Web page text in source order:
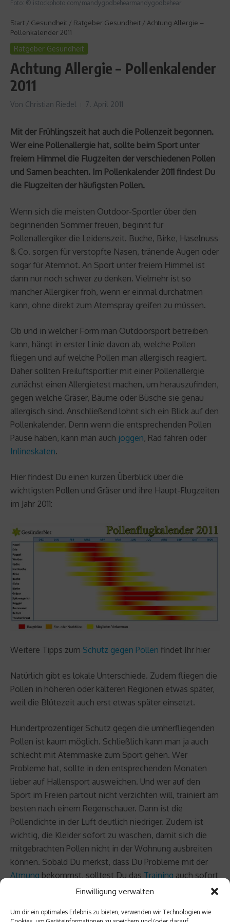
Einwilligung verwalten
Um dir ein optimales Erlebnis zu bieten, verwenden wir Technologien wie
Foto: © istockphoto.com/mandygodbehearmandygodbehear
Start / Gesundheit / Ratgeber Gesundheit / Achtung Allergie –
Pollenkalender 2011
Ratgeber Gesundheit
Achtung Allergie – Pollenkalender
2011
Von Christian Riedel 7. April 2011
Mit der Frühlingszeit hat auch die Pollenzeit begonnen.
Wer eine Pollenallergie hat, sollte beim Sport unter
freiem Himmel die Flugzeiten der verschiedenen Pollen
und Samen beachten. Im Pollenkalender 2011 findest Du
die Flugzeiten der häufigsten Pollen.
Wenn sich die meisten Outdoor-Sportler über den
beginnenden Sommer freuen, beginnt für
Pollenallergiker die Leidenszeit. Buche, Birke, Haselnuss
& Co. sorgen für verstopfte Nasen, tränende Augen oder
sogar für Atemnot. An Sport unter freiem Himmel ist
dann nur noch schwer zu denken. Vielmehr ist so
mancher Allergiker froh, wenn er einmal durchatmen
kann, ohne direkt zum Atemspray greifen zu müssen.
Ob und in welcher Form man Outdoorsport betreiben
kann, hängt in erster Linie davon ab, welche Pollen
fliegen und auf welche Pollen man allergisch reagiert.
Daher sollten Freiluftsportler mit einer Pollenallergie
zunächst einen Allergietest machen, um herauszufinden,
gegen welche Gräser, Bäume oder Büsche sie genau
allergisch sind. Anschließend lohnt sich ein Blick auf den
Pollenkalender. Denn wenn die entsprechenden Pollen
Pause haben, kann man auch joggen, Rad fahren oder
Inlineskaten.
Hier findest Du einen kurzen Überblick über die
wichtigsten Pollen und Gräser und ihre Haupt-Flugzeiten
im Jahr 2011:
Weitere Tipps zum Schutz gegen Pollen findet Ihr hier
Natürlich gibt es lokale Unterschiede. Zudem fliegen die
Pollen in höheren oder kälteren Regionen etwas später,
weil die Blütezeit auch erst etwas später einsetzt.
Hundertprozentiger Schutz gegen die umherfliegenden
Pollen ist kaum möglich. Schließlich kann man ja auch
schlecht mit Atemmaske zum Sport gehen. Wer
Probleme hat, sollte in den entsprechenden Monaten
lieber auf Hallensport ausweichen. Und wer auf den
Sport im Freien partout nicht verzichten will, trainiert am
besten nach einem Regenschauer. Dann ist die
Pollendichte in der Luft deutlich niedriger. Zudem ist
wichtig, die Kleider sofort zu waschen, damit sich die
mitgebrachten Pollen nicht in der Wohnung ausbreiten
können. Sobald Du merkst, dass Du Probleme mit der
Atmung bekommst, solltest Du das Training auch sofort
Beitrag teilen